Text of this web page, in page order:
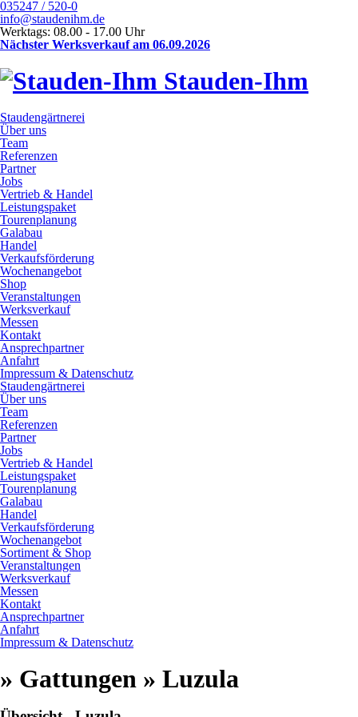
035247 / 520-0
info@staudenihm.de
Werktags: 08.00 - 17.00 Uhr
Nächster Werksverkauf am 06.09.2026
Stauden-Ihm
Staudengärtnerei
Über uns
Team
Referenzen
Partner
Jobs
Vertrieb & Handel
Leistungspaket
Tourenplanung
Galabau
Handel
Verkaufsförderung
Wochenangebot
Shop
Veranstaltungen
Werksverkauf
Messen
Kontakt
Ansprechpartner
Anfahrt
Impressum & Datenschutz
Staudengärtnerei
Über uns
Team
Referenzen
Partner
Jobs
Vertrieb & Handel
Leistungspaket
Tourenplanung
Galabau
Handel
Verkaufsförderung
Wochenangebot
Sortiment & Shop
Veranstaltungen
Werksverkauf
Messen
Kontakt
Ansprechpartner
Anfahrt
Impressum & Datenschutz
» Gattungen » Luzula